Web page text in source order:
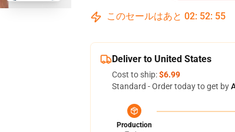
このセールはあと 02: 52: 54
Deliver to United States
Cost to ship:$6.99
Standard - Order today to get by
Production